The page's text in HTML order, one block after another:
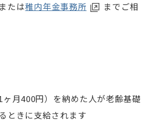
たは稚内年金事務所
までご相
月400円）を納めた人が老齢基礎
ときに支給されます